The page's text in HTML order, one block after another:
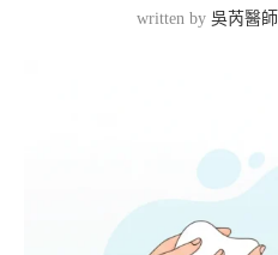
written by 吳芮醫師